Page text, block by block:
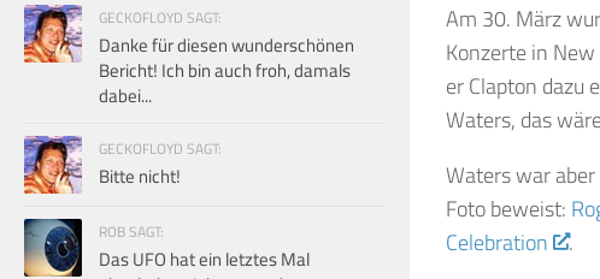
Am 30. März
Konzerte in
er Clapton dazu
Waters, das
Waters war
Foto beweist:
Celebration
.
GECKOFLOYD SAGT:
Danke für diesen wunderschönen
Bericht! Ich bin auch froh, damals
dabei...
GECKOFLOYD SAGT:
Bitte nicht!
ROB SAGT:
Das UFO hat ein letztes Mal